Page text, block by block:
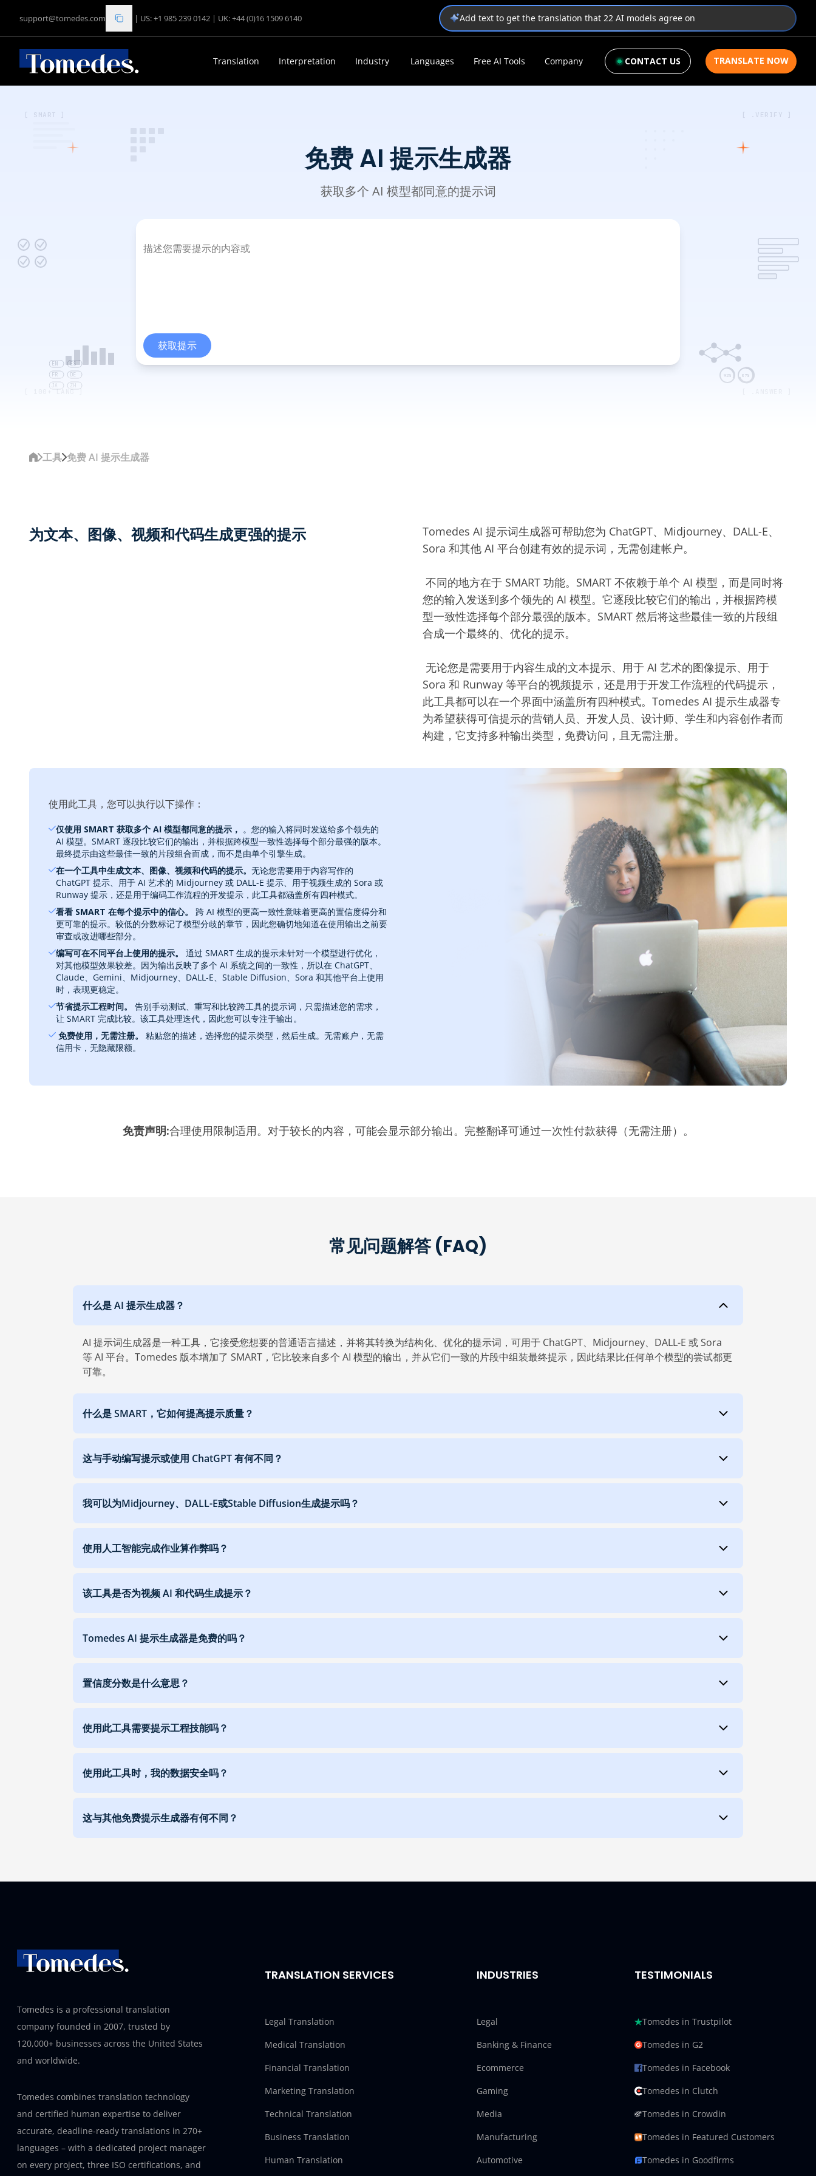
support@tomedes.com | US: +1 985 239 0142 | UK: +44 (0)16 1509 6140 Add text to get the translation that 22 AI models agree on
Translation Interpretation Industry Languages Free AI Tools Company CONTACT US TRANSLATE NOW
[ SMART ] [ .VERIFY ]
[ 100+ LANG ]
EN
ES
FR
DE
JA
ZH
92% 87%
免费 AI 提示生成器
获取多个 AI 模型都同意的提示词
获取提示
工具 免费 AI 提示生成器
为文本、图像、视频和代码生成更强的提示
Tomedes AI 提示词生成器可帮助您为 ChatGPT、Midjourney、DALL-E、
Sora 和其他 AI 平台创建有效的提示词，无需创建帐户。
‎ 不同的地方在于 SMART 功能。SMART 不依赖于单个 AI 模型，而是同时将
您的输入发送到多个领先的 AI 模型。它逐段比较它们的输出，并根据跨模
型一致性选择每个部分最强的版本。SMART 然后将这些最佳一致的片段组
合成一个最终的、优化的提示。
‎ 无论您是需要用于内容生成的文本提示、用于 AI 艺术的图像提示、用于
Sora 和 Runway 等平台的视频提示，还是用于开发工作流程的代码提示，
此工具都可以在一个界面中涵盖所有四种模式。Tomedes AI 提示生成器专
为希望获得可信提示的营销人员、开发人员、设计师、学生和内容创作者而
构建，它支持多种输出类型，免费访问，且无需注册。
使用此工具，您可以执行以下操作：
仅使用 SMART 获取多个 AI 模型都同意的提示，‎ ‎ 。您的输入将同时发送给多个领先的
AI 模型。SMART 逐段比较它们的输出，并根据跨模型一致性选择每个部分最强的版本。
最终提示由这些最佳一致的片段组合而成，而不是由单个引擎生成。
在一个工具中生成文本、图像、视频和代码的提示。‎ 无论您需要用于内容写作的
ChatGPT 提示、用于 AI 艺术的 Midjourney 或 DALL-E 提示、用于视频生成的 Sora 或
Runway 提示，还是用于编码工作流程的开发提示，此工具都涵盖所有四种模式。
看看 SMART 在每个提示中的信心。
‎ 跨 AI 模型的更高一致性意味着更高的置信度得分和
更可靠的提示。较低的分数标记了模型分歧的章节，因此您确切地知道在使用输出之前要
审查或改进哪些部分。
编写可在不同平台上使用的提示。
‎ 通过 SMART 生成的提示未针对一个模型进行优化，
对其他模型效果较差。因为输出反映了多个 AI 系统之间的一致性，所以在 ChatGPT、
Claude、Gemini、Midjourney、DALL-E、Stable Diffusion、Sora 和其他平台上使用
时，表现更稳定。
节省提示工程时间。
‎ 告别手动测试、重写和比较跨工具的提示词，只需描述您的需求，
让 SMART 完成比较。该工具处理迭代，因此您可以专注于输出。
‎ 免费使用，无需注册。
‎ 粘贴您的描述，选择您的提示类型，然后生成。无需账户，无需
信用卡，无隐藏限额。
免责声明:‎合理使用限制适用。对于较长的内容，可能会显示部分输出。完整翻译可通过一次性付款获得（无需注册）。
常见问题解答 (FAQ)
什么是 AI 提示生成器？
AI 提示词生成器是一种工具，它接受您想要的普通语言描述，并将其转换为结构化、优化的提示词，可用于 ChatGPT、Midjourney、DALL-E 或 Sora
等 AI 平台。Tomedes 版本增加了 SMART，它比较来自多个 AI 模型的输出，并从它们一致的片段中组装最终提示，因此结果比任何单个模型的尝试都更
可靠。
什么是 SMART，它如何提高提示质量？
这与手动编写提示或使用 ChatGPT 有何不同？
我可以为Midjourney、DALL-E或Stable Diffusion生成提示吗？
使用人工智能完成作业算作弊吗？
该工具是否为视频 AI 和代码生成提示？
Tomedes AI 提示生成器是免费的吗？
置信度分数是什么意思？
使用此工具需要提示工程技能吗？
使用此工具时，我的数据安全吗？
这与其他免费提示生成器有何不同？
Tomedes is a professional translation
company founded in 2007, trusted by
120,000+ businesses across the United States
and worldwide.
Tomedes combines translation technology
and certified human expertise to deliver
accurate, deadline-ready translations in 270+
languages – with a dedicated project manager
on every project, three ISO certifications, and
TRANSLATION SERVICES
Legal Translation
Medical Translation
Financial Translation
Marketing Translation
Technical Translation
Business Translation
Human Translation
INDUSTRIES
Legal
Banking & Finance
Ecommerce
Gaming
Media
Manufacturing
Automotive
TESTIMONIALS
Tomedes in Trustpilot
Tomedes in G2
Tomedes in Facebook
Tomedes in Clutch
Tomedes in Crowdin
Tomedes in Featured Customers
Tomedes in Goodfirms